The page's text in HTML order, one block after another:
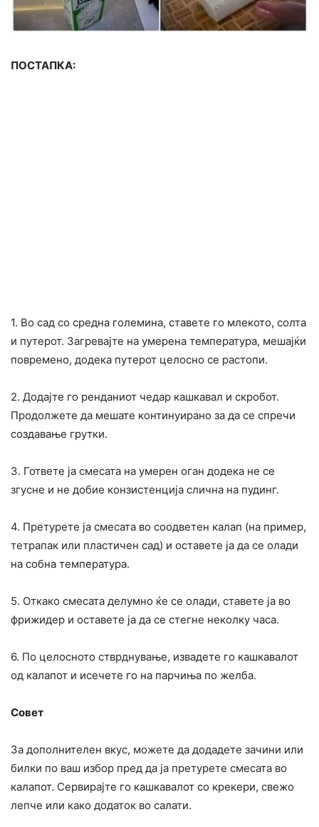
ПОСТАПКА:
1. Во сад со средна големина, ставете го млекото, солта
и путерот. Загревајте на умерена температура, мешајќи
повремено, додека путерот целосно се растопи.
2. Додајте го ренданиот чедар кашкавал и скробот.
Продолжете да мешате континуирано за да се спречи
создавање грутки.
3. Гответе ја смесата на умерен оган додека не се
згусне и не добие конзистенција слична на пудинг.
4. Претурете ја смесата во соодветен калап (на пример,
тетрапак или пластичен сад) и оставете ја да се олади
на собна температура.
5. Откако смесата делумно ќе се олади, ставете ја во
фрижидер и оставете ја да се стегне неколку часа.
6. По целосното стврднување, извадете го кашкавалот
од калапот и исечете го на парчиња по желба.
Совет
За дополнителен вкус, можете да додадете зачини или
билки по ваш избор пред да ја претурете смесата во
калапот. Сервирајте го кашкавалот со крекери, свежо
лепче или како додаток во салати.